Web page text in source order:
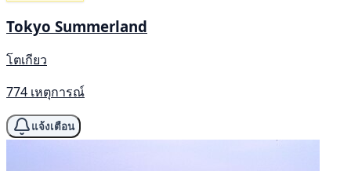
Tokyo Summerland
โตเกียว
774 เหตุการณ์
แจ้งเตือน